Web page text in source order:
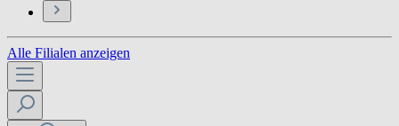
Alle Filialen anzeigen